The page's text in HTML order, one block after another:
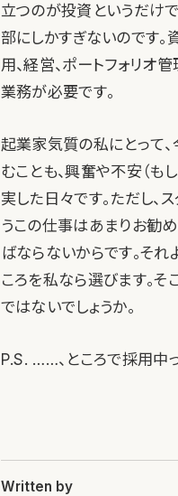
立つのが投資というだけ
部にしかすぎないのです。
用、経営、ポートフォリ
業務が必要です。
起業家気質の私にとって、
むことも、興奮や不安（も
実した日々です。ただし、
うこの仕事はあまりお勧
ばならないからです。そ
ころを私なら選びます。
ではないでしょうか。
P.S. ……、ところで採用中
Written by